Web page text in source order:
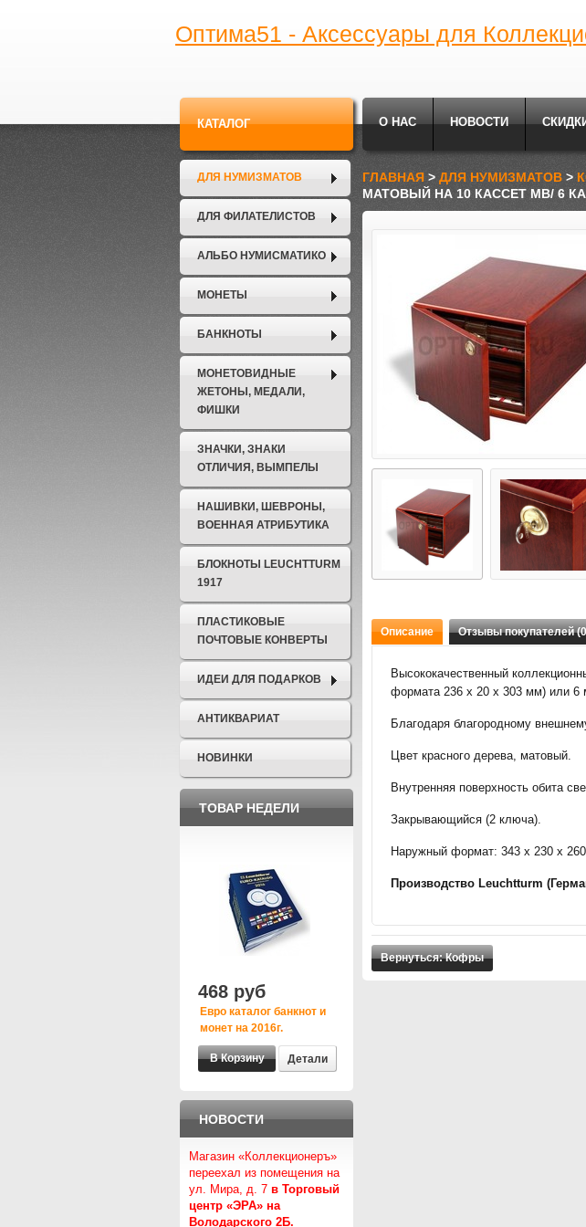
Оптима51 - Аксессуары для
О НАС НОВОСТИ
КАТАЛОГ
ДЛЯ НУМИЗМАТОВ
ДЛЯ ФИЛАТЕЛИСТОВ
АЛЬБО НУМИСМАТИКО
МОНЕТЫ
БАНКНОТЫ
МОНЕТОВИДНЫЕ
ЖЕТОНЫ, МЕДАЛИ,
ФИШКИ
ЗНАЧКИ, ЗНАКИ
ОТЛИЧИЯ, ВЫМПЕЛЫ
НАШИВКИ, ШЕВРОНЫ,
ВОЕННАЯ АТРИБУТИКА
БЛОКНОТЫ LEUCHTTURM
1917
ПЛАСТИКОВЫЕ
ПОЧТОВЫЕ КОНВЕРТЫ
ИДЕИ ДЛЯ ПОДАРКОВ
АНТИКВАРИАТ
НОВИНКИ
ТОВАР НЕДЕЛИ
468 руб
Евро каталог банкнот и
монет на 2016г.
Детали
НОВОСТИ
Магазин «Коллекционеръ»
переехал из помещения на
ул. Мира, д. 7 в Торговый
центр «ЭРА» на
Володарского 2Б.
ГЛАВНАЯ > ДЛЯ НУМИЗМАТОВ >
МАТОВЫЙ НА 10 КАССЕТ MB/ 6
Описание Отзывы покупателей
Высококачественный
формата 236 x 20 x 303 мм) или 6
Благодаря благородному
Цвет красного дерева, матовый.
Внутренняя поверхность обита
Закрывающийся (2 ключа).
Наружный формат: 343 x 230 x
Производство Leuchtturm
Вернуться: Кофры